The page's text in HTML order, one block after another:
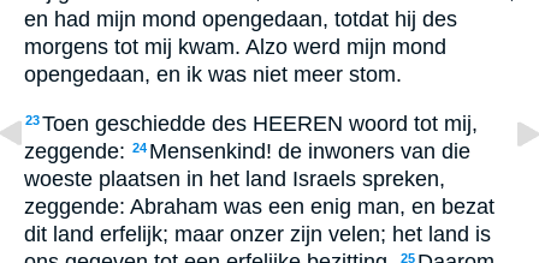
en had mijn mond opengedaan, totdat hij des
morgens tot mij kwam. Alzo werd mijn mond
opengedaan, en ik was niet meer stom.
23Toen geschiedde des HEEREN woord tot mij,
zeggende: 24 Mensenkind! de inwoners van die
woeste plaatsen in het land Israels spreken,
zeggende: Abraham was een enig man, en bezat
dit land erfelijk; maar onzer zijn velen; het land is
25